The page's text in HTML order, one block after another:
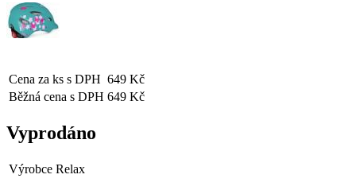
Cena za ks s DPH 649 Kč
Běžná cena s DPH 649 Kč
Vyprodáno
Výrobce Relax